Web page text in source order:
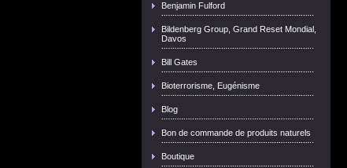
Benjamin Fulford
Bildenberg Group, Grand Reset Mondial,
Davos
Bill Gates
Bioterrorisme, Eugénisme
Blog
Bon de commande de produits naturels
Boutique